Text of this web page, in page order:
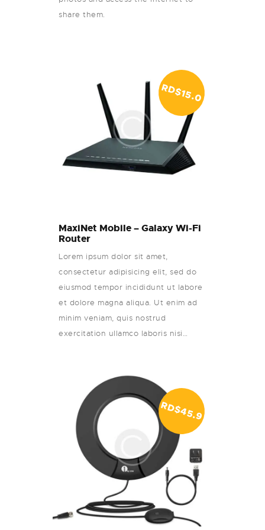
share them.
MaxiNet Mobile – Galaxy Wi-Fi
Router
Lorem ipsum dolor sit amet,
consectetur adipisicing elit, sed do
eiusmod tempor incididunt ut labore
et dolore magna aliqua. Ut enim ad
minim veniam, quis nostrud
exercitation ullamco laboris nisi…
RD$1
5
.0
RD$4
5
.9
9